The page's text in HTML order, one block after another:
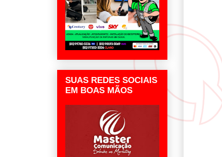
SUAS REDES SOCIAIS
EM BOAS MÃOS